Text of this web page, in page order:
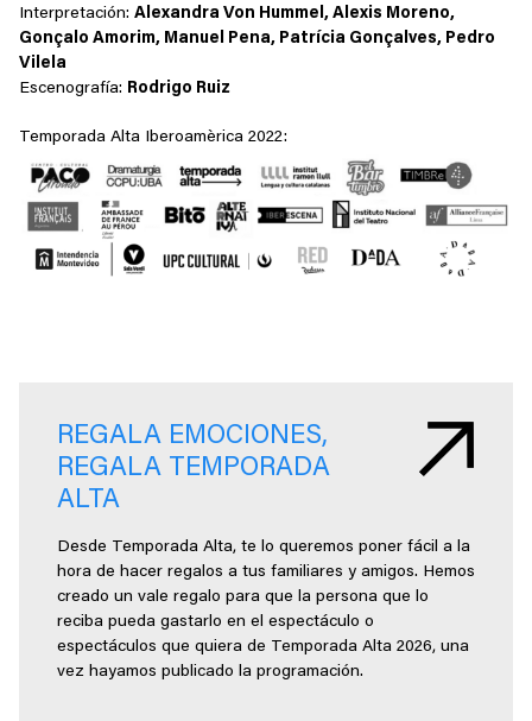
Interpretación: Alexandra Von Hummel, Alexis Moreno,
Gonçalo Amorim, Manuel Pena, Patrícia Gonçalves, Pedro
Vilela
Escenografía: Rodrigo Ruiz
Temporada Alta Iberoamèrica 2022:
REGALA EMOCIONES,
REGALA TEMPORADA
ALTA
Desde Temporada Alta, te lo queremos poner fácil a la
hora de hacer regalos a tus familiares y amigos. Hemos
creado un vale regalo para que la persona que lo
reciba pueda gastarlo en el espectáculo o
espectáculos que quiera de Temporada Alta 2026, una
vez hayamos publicado la programación.